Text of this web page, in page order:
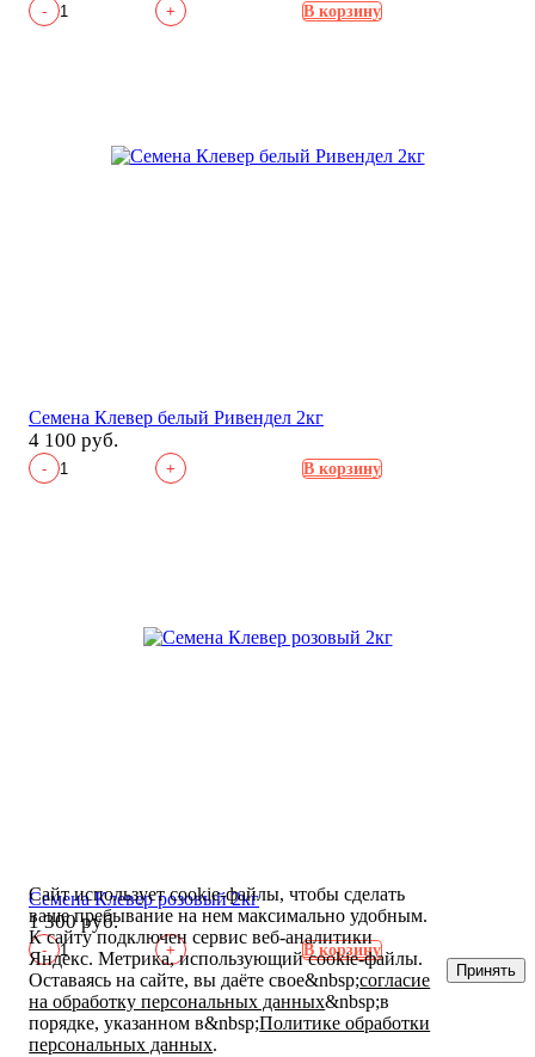
- + В корзину
Семена Клевер белый Ривендел 2кг
4 100 руб.
- + В корзину
Семена Клевер розовый 2кг
1 300 руб.
- + В корзину
Сайт использует cookie-файлы, чтобы сделать
ваше пребывание на нем максимально удобным.
К cайту подключен сервис веб-аналитики
Яндекс. Метрика, использующий cookie-файлы.
Оставаясь на сайте, вы даёте свое&nbsp;согласие
на обработку персональных данных&nbsp;в
порядке, указанном в&nbsp;Политике обработки
персональных данных.
Принять